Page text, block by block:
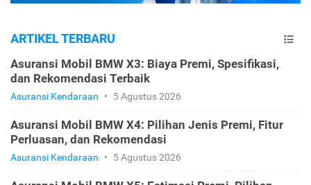
ARTIKEL TERBARU
Asuransi Mobil BMW X3: Biaya Premi, Spesifikasi,
dan Rekomendasi Terbaik
Asuransi Kendaraan • 5 Agustus 2026
Asuransi Mobil BMW X4: Pilihan Jenis Premi, Fitur
Perluasan, dan Rekomendasi
Asuransi Kendaraan • 5 Agustus 2026